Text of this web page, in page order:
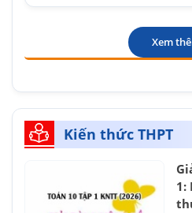
Xem
Kiến thức THPT
1: